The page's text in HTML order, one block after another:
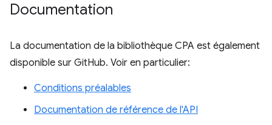
Documentation
La documentation de la bibliothèque CPA est également
disponible sur GitHub. Voir en particulier:
Conditions préalables
Documentation de référence de l'API